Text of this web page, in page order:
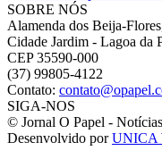
SOBRE NÓS
Alamenda dos Beija-
Cidade Jardim - Lagoa da
CEP 35590-000
(37) 99805-4122
Contato:
SIGA-NOS
© Jornal O Papel -
Desenvolvido porUNICA